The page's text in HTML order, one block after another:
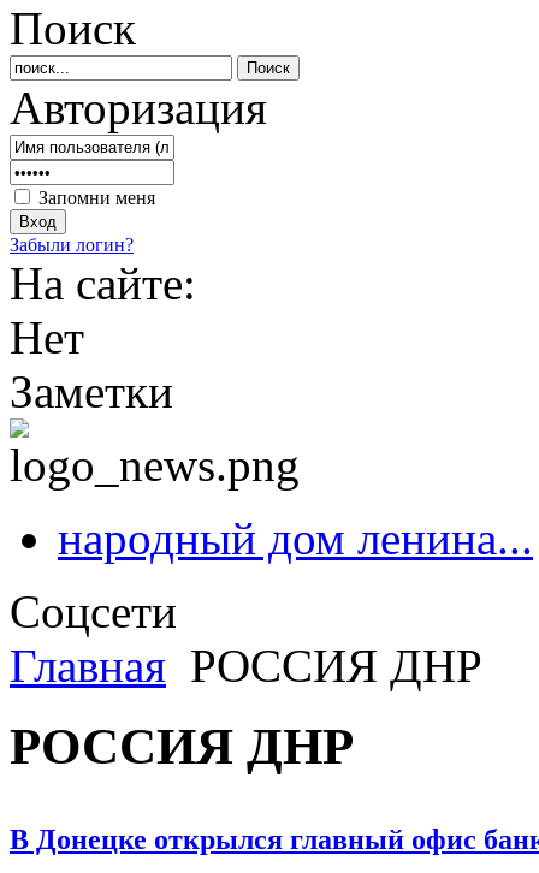
Поиск
Авторизация
Запомни меня
Забыли логин?
На сайте:
Нет
Заметки
народный дом ленина...
Соцсети
Главная РОССИЯ ДНР
РОССИЯ ДНР
В Донецке открылся главный офис